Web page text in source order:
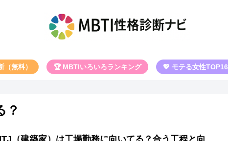
無料） 🏆 MBTIいろいろランキング 💖 モテる女性TOP16
？
（建築家）は工場勤務に向いてる？合う工程と向